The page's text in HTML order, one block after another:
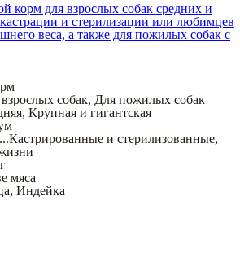
корм для взрослых собак средних и
и стерилизации или любимцев
веса, а также для пожилых собак с
собак, Для пожилых собак
, Крупная и гигантская
Кастрированные и стерилизованные,
мяса
, Индейка